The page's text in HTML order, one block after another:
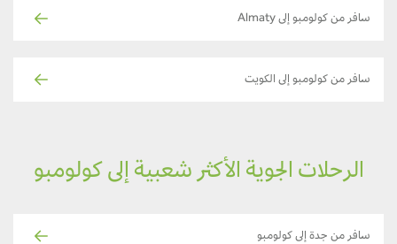
سافر من كولومبو إلى Almaty
سافر من كولومبو إلى الكويت
الرحلات الجوية الأكثر شعبية إلى كولومبو
سافر من جدة إلى كولومبو